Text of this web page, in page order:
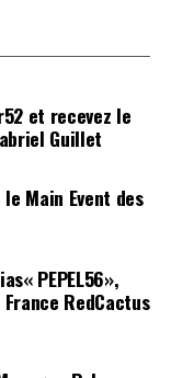
et recevez le
Guillet
Main Event des
PEPEL56»,
RedCactus